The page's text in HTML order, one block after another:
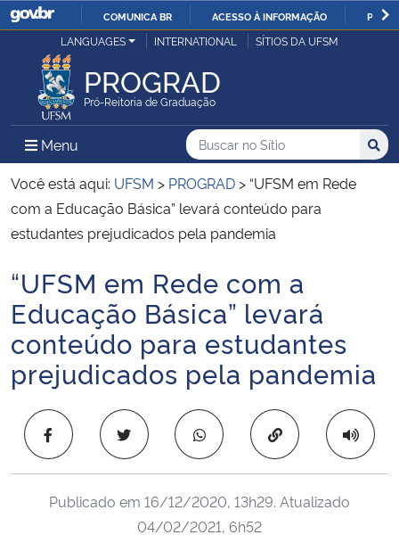
IR
O
COMUNICA BR ACESSO À INFORMAÇÃO
Ministério da Justiça e Segurança Pública
Ministério da Defesa
Ministério das Relações Exteriores
Ministério da Economia
Ministério da Infraestrutura
Ministério da Agricultura, Pecuária e Abastecimento
Ministério da Educação
Ministério da Cidadania
Ministério da Saúde
Ministério de Minas e Energia
LANGUAGES INTERNATIONAL SÍTIOS DA UFSM
PROGRAD
Pró-Reitoria de Graduação
Menu Menu Principal do Sítio
Busca
Buscar no no Sítio
Busca:
Você está aqui: UFSM > PROGRAD > “UFSM em Rede
com a Educação Básica” levará conteúdo para
estudantes prejudicados pela pandemia
Início do conteúdo
“UFSM em Rede com a
Educação Básica” levará
conteúdo para estudantes
prejudicados pela pandemia
Copiar para área
Publicado em 16/12/2020, 13h29. Atualizado
04/02/2021, 6h52